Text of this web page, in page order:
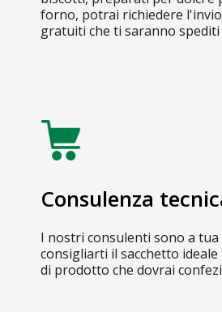
forno, potrai richiedere
gratuiti che ti saranno spediti
Consulenza
I nostri consulenti sono a
consigliarti il sacchetto
di prodotto che dovrai